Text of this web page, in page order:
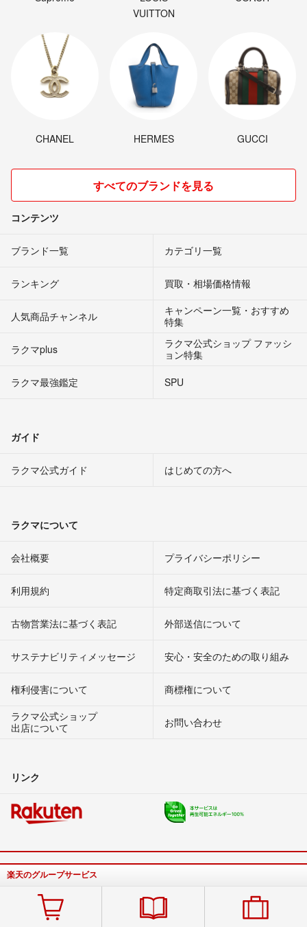
VUITTON
CHANEL HERMES GUCCI
すべてのブランドを見る
コンテンツ
ブランド一覧 カテゴリ一覧
ランキング 買取・相場価格情報
人気商品チャンネル
キャンペーン一覧・おすすめ
特集
ラクマplus
ラクマ公式ショップ ファッシ
ョン特集
ラクマ最強鑑定
SPU
ガイド
ラクマ公式ガイド はじめての方へ
ラクマについて
会社概要 プライバシーポリシー
利用規約 特定商取引法に基づく表記
古物営業法に基づく表記 外部送信について
サステナビリティメッセージ 安心・安全のための取り組み
権利侵害について
商標権について
ラクマ公式ショップ
出店について
お問い合わせ
リンク
楽天のグループサービス